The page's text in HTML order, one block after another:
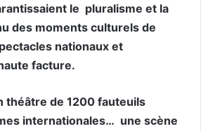
le pluralisme et la
des moments culturels de
nationaux et
facture.
théâtre de 1200 fauteuils
internationales… une scène